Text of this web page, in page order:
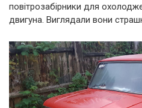
повітрозабірники для
двигуна. Виглядали вони